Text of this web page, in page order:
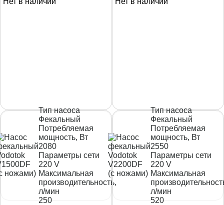
Тип насоса
Фекальный
Потребляемая
мощность, Вт
2080
Параметры сети
220 V
Максимальная
производительность,
л/мин
250
Тип насоса
Фекальный
Потребляемая
мощность, Вт
2550
Параметры сети
220 V
Максимальная
л/мин
520